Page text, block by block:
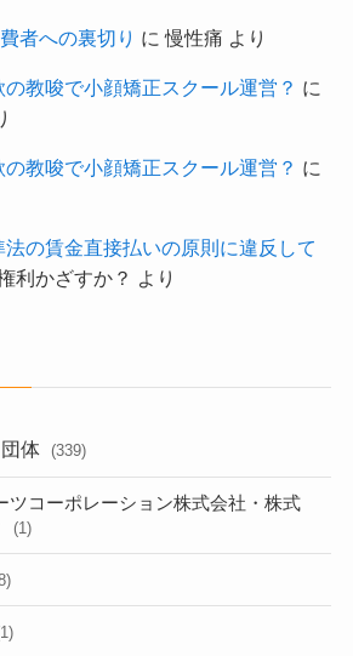
者への裏切り に慢性痛 より
教唆で小顔矯正スクール運営？ に
教唆で小顔矯正スクール運営？ に
の賃金直接払いの原則に違反して
利かざすか？ より
体 (339)
ツコーポレーション株式会社・株式
(1)